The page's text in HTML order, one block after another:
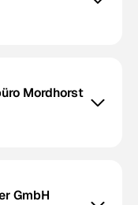
Mordhorst
GmbH